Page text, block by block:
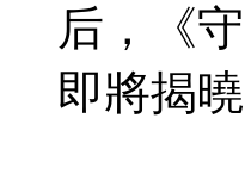
后，《
即將揭